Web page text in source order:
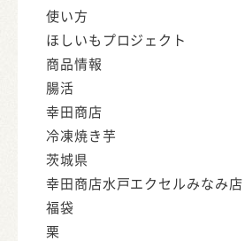
使い方
ほしいもプロジェクト
商品情報
腸活
幸田商店
冷凍焼き芋
茨城県
幸田商店水戸エクセルみなみ店
福袋
栗